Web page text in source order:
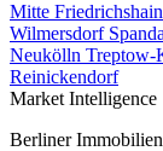
Mitte
Wilmersdorf
Neukölln Treptow-
Reinickendorf
Market Intelligence
Berliner